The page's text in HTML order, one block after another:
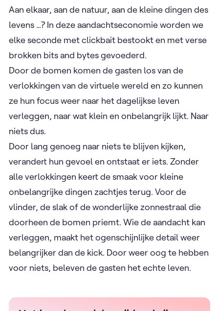
Aan elkaar, aan de natuur, aan de kleine dingen des
levens …? In deze aandachtseconomie worden we
elke seconde met clickbait bestookt en met verse
brokken bits and bytes gevoederd.
Door de bomen komen de gasten los van de
verlokkingen van de virtuele wereld en zo kunnen
ze hun focus weer naar het dagelijkse leven
verleggen, naar wat klein en onbelangrijk lijkt. Naar
niets dus.
Door lang genoeg naar niets te blijven kijken,
verandert hun gevoel en ontstaat er iets. Zonder
alle verlokkingen keert de smaak voor kleine
onbelangrijke dingen zachtjes terug. Voor de
vlinder, de slak of de wonderlijke zonnestraal die
doorheen de bomen priemt. Wie de aandacht kan
verleggen, maakt het ogenschijnlijke detail weer
belangrijker dan de kick. Door weer oog te hebben
voor niets, beleven de gasten het echte leven.